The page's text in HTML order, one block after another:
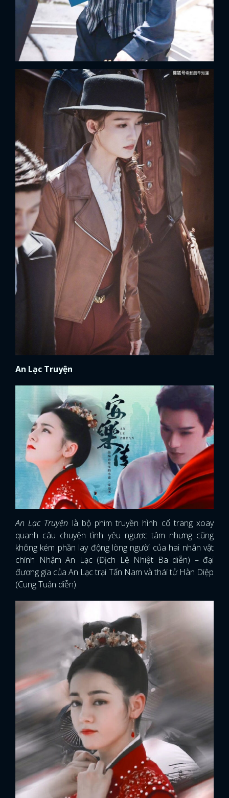
An Lạc Truyện
An Lạc Truyện là bộ phim truyền hình cổ trang xoay
quanh câu chuyện tình yêu ngược tâm nhưng cũng
không kém phần lay động lòng người của hai nhân vật
chính Nhậm An Lạc (Địch Lệ Nhiệt Ba diễn) – đại
đương gia của An Lạc trại Tấn Nam và thái tử Hàn Diệp
(Cung Tuấn diễn).